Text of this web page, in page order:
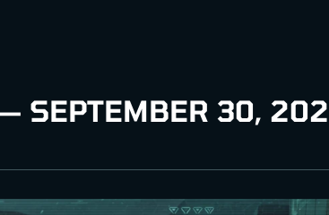
SEPTEMBER 30,